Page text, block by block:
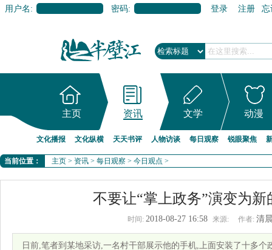
用户名: 密码: 登录 注册 忘
主页 资讯 文学 动漫
文化播报 文化纵横 天天书评 人物访谈 每日观察 锐眼聚焦
当前位置： 主页 > 资讯 > 每日观察 > 今日观点 >
不要让“掌上政务”演变为新
时间: 2018-08-27 16:58 来源: 作者: 清
日前,笔者到某地采访,一名村干部展示他的手机,上面安装了十多